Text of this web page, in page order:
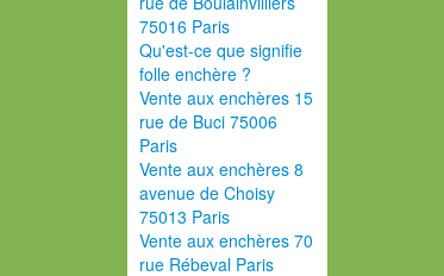
75016 Paris
Qu'est-ce que signifie
folle enchère ?
Vente aux enchères 15
rue de Buci 75006
Paris
Vente aux enchères 8
avenue de Choisy
75013 Paris
Vente aux enchères 70
rue Rébeval Paris